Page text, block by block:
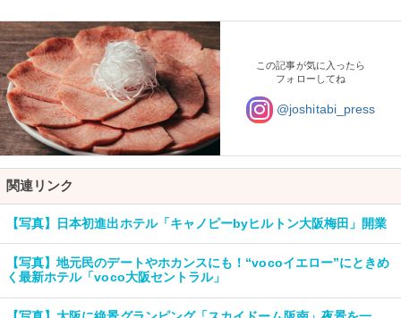
この記事が気に入ったら
フォローしてね
@joshitabi_press
関連リンク
【写真】日本初進出ホテル「キャノピーbyヒルトン大阪梅田」開業
【写真】地元民のデートやホカンスにも！“vocoイエロー”にときめ
く最新ホテル「voco大阪セントラル」